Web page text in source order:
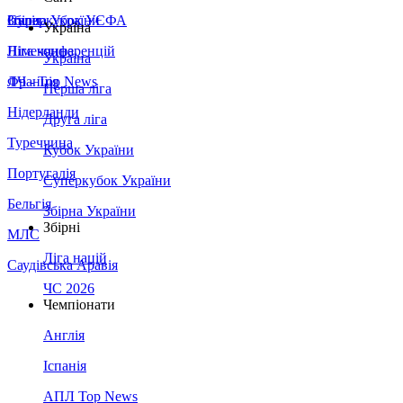
Збірна України
Італія
Німеччина
Франція
Нідерланди
Туреччина
Португалія
Бельгія
МЛС
Саудівська Аравія
Суперкубок УЄФА
Ліга конференцій
ЛЧ - Top News
Україна
Україна
Перша ліга
Друга ліга
Кубок України
Суперкубок України
Збірна України
Збірні
Ліга націй
ЧС 2026
Чемпіонати
Англія
Іспанія
АПЛ Top News